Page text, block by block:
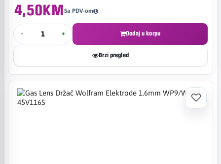
4,50KMSa PDV-om
- + Dodaj u korpu
Brzi pregled